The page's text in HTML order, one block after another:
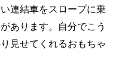
連結車をスロープに乗
あります。自分でこう
見せてくれるおもちゃ